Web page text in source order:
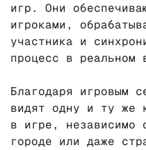
игр. Они
игроками,
участника и
процесс в реальном
Благодаря игровым
видят одну и ту же
в игре, независимо
городе или даже